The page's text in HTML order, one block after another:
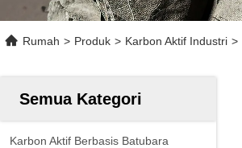
Rumah > Produk > Karbon Aktif Industri >
Semua Kategori
Karbon Aktif Berbasis Batubara